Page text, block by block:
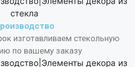
изготавливаем стекольную
по вашему заказу